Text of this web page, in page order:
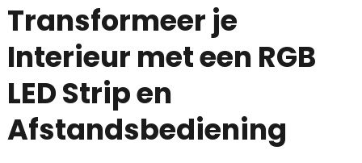
Transformeer je
Interieur met een RGB
LED Strip en
Afstandsbediening